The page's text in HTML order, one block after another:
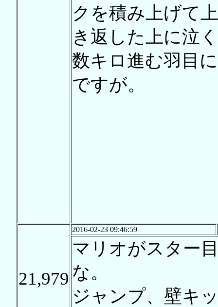
クを積み上げて
き返した上に泣
数キロ進む羽目
ですが。
21,979
2016-02-23 09:46:59
マリオがスター
な。
ジャンプ、壁キ